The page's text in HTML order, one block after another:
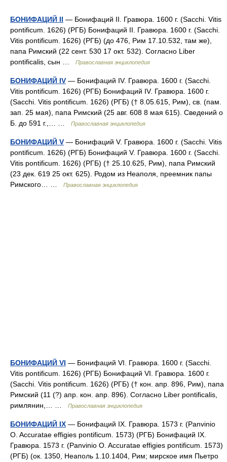
БОНИФАЦИЙ II — Бонифаций II. Гравюра. 1600 г. (Sacchi. Vitis
pontificum. 1626) (РГБ) Бонифаций II. Гравюра. 1600 г. (Sacchi.
Vitis pontificum. 1626) (РГБ) (до 476, Рим 17.10.532, там же),
папа Римский (22 сент. 530 17 окт. 532). Согласно Liber
pontificalis, сын …
Православная энциклопедия
БОНИФАЦИЙ IV — Бонифаций IV. Гравюра. 1600 г. (Sacchi.
Vitis pontificum. 1626) (РГБ) Бонифаций IV. Гравюра. 1600 г.
(Sacchi. Vitis pontificum. 1626) (РГБ) († 8.05.615, Рим), св. (пам.
зап. 25 мая), папа Римский (25 авг. 608 8 мая 615). Сведений о
Б. до 591 г.,… …
Православная энциклопедия
БОНИФАЦИЙ V — Бонифаций V. Гравюра. 1600 г. (Sacchi. Vitis
pontificum. 1626) (РГБ) Бонифаций V. Гравюра. 1600 г. (Sacchi.
Vitis pontificum. 1626) (РГБ) († 25.10.625, Рим), папа Римский
(23 дек. 619 25 окт. 625). Родом из Неаполя, преемник папы
Римского… …
Православная энциклопедия
БОНИФАЦИЙ VI — Бонифаций VI. Гравюра. 1600 г. (Sacchi.
Vitis pontificum. 1626) (РГБ) Бонифаций VI. Гравюра. 1600 г.
(Sacchi. Vitis pontificum. 1626) (РГБ) († кон. апр. 896, Рим), папа
Римский (11 (?) апр. кон. апр. 896). Согласно Liber pontificalis,
римлянин,… …
Православная энциклопедия
БОНИФАЦИЙ IX — Бонифаций IX. Гравюра. 1573 г. (Panvinio
O. Accuratae effigies pontificum. 1573) (РГБ) Бонифаций IX.
Гравюра. 1573 г. (Panvinio O. Accuratae effigies pontificum. 1573)
(РГБ) (ок. 1350, Неаполь 1.10.1404, Рим; мирское имя Пьетро